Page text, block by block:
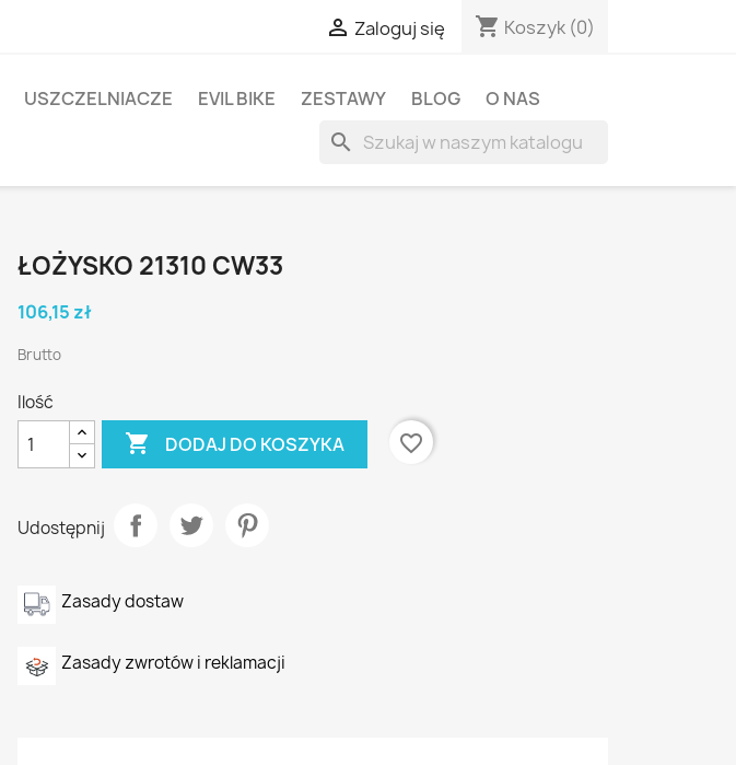
 Zaloguj się shopping_cart Koszyk (0)
USZCZELNIACZE EVIL BIKE ZESTAWY BLOG O NAS
search
ŁOŻYSKO 21310 CW33
106,15 zł
Brutto
Ilość
 DODAJ DO KOSZYKA favorite_border
Udostępnij
Zasady dostaw
Zasady zwrotów i reklamacji